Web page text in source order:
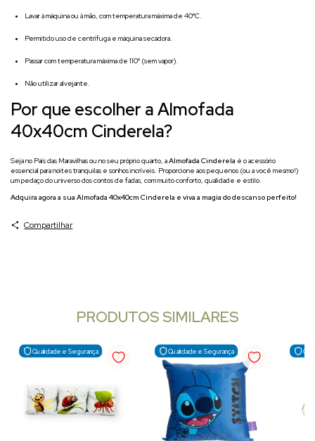
Lavar à máquina ou à mão, com temperatura máxima de 40°C.
Permitido uso de centrífuga e máquina secadora.
Passar com temperatura máxima de 110° (sem vapor).
Não utilizar alvejante.
Por que escolher a Almofada
40x40cm Cinderela?
Seja no País das Maravilhas ou no seu próprio quarto, aAlmofada Cinderela é o acessório
essencial para noites tranquilas e sonhos incríveis. Proporcione aos pequenos (ou a você mesmo!)
um pedaço do universo dos contos de fadas, com muito conforto, qualidade e estilo.
Adquira agora a sua Almofada 40x40cm Cinderela e viva a magia do descanso perfeito!
Compartilhar
PRODUTOS SIMILARES
Qualidade e Segurança Qualidade e Segurança